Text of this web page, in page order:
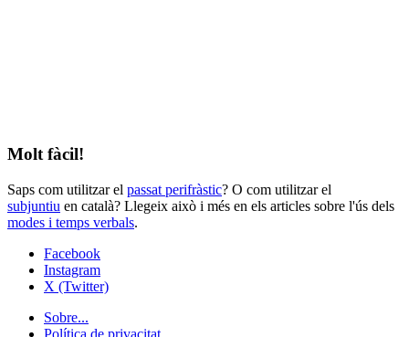
Molt fàcil!
Saps com utilitzar el passat perifràstic? O com utilitzar el
subjuntiu en català? Llegeix això i més en els articles sobre l'ús dels
modes i temps verbals.
Facebook
Instagram
X (Twitter)
Sobre...
Política de privacitat